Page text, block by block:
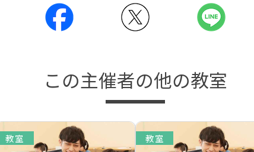
この主催者の他の教室
教室 教室